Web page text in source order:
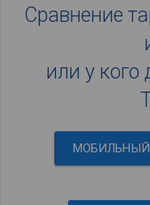
Сравнение
или у
МОБИЛЬНЫЙ